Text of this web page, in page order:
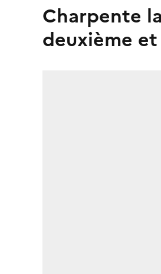
Charpente lambrissée peinte du coeur, vue perspective des
deuxième